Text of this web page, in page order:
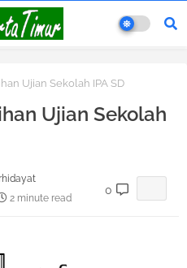
Ujian Sekolah IPA SD
Ujian Sekolah
2 minute read
0